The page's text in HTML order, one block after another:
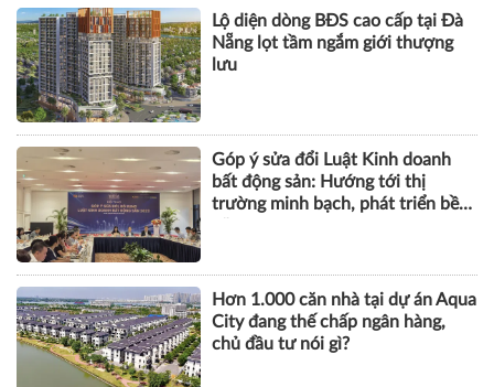
Góp ý sửa đổi Luật Kinh doanh
bất động sản: Hướng tới thị
trường minh bạch, phát triển bền
Hơn 1.000 căn nhà tại dự án Aqua
City đang thế chấp ngân hàng,
chủ đầu tư nói gì?
DOANH NGHIỆP
Tôm Việt đối mặt nguy cơ chịu